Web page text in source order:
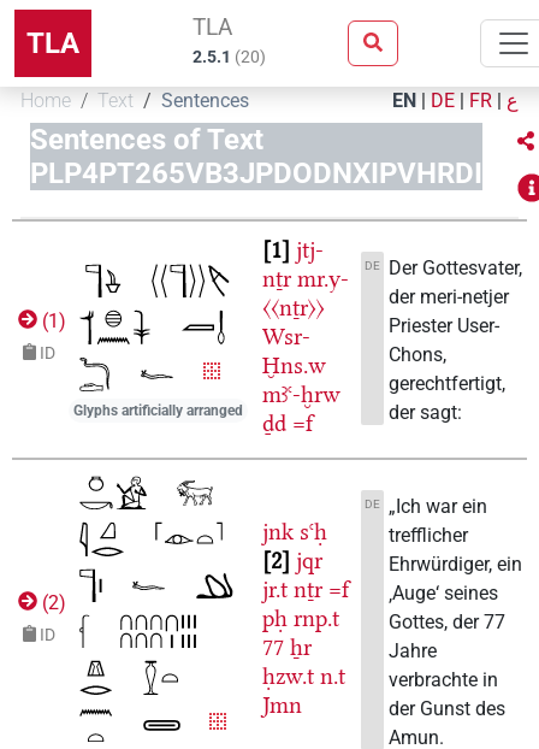
TLA TLA
2.5.1 (20)
Home Text Sentences EN | DE | FR | ع
Sentences of Text
PLP4PT265VB3JPDODNXIPVHRDI
(1)
ID
Glyphs artificially arranged
1 jtj-
nṯr mr.y-
〈〈nṯr〉〉
Wsr-
Ḫns.w
mꜣꜥ-ḫrw
ḏd =f
DE
Der Gottesvater,
der meri-netjer
Priester User-
Chons,
gerechtfertigt,
der sagt:
(2)
ID
jnk sꜥḥ
2 jqr
jr.t nṯr =f
pḥ rnp.t
77 ẖr
ḥzw.t n.t
Jmn
DE
„Ich war ein
trefflicher
Ehrwürdiger, ein
‚Auge‘ seines
Gottes, der 77
Jahre
verbrachte in
der Gunst des
Amun.